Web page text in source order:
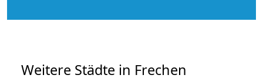
Weitere Städte in Frechen